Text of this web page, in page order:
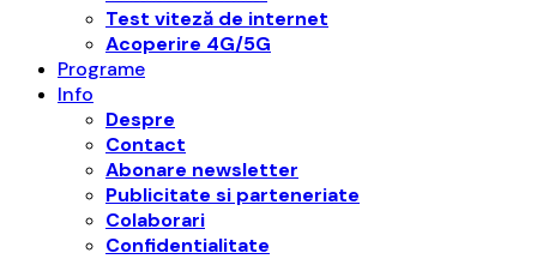
Test viteză de internet
Acoperire 4G/5G
Programe
Info
Despre
Contact
Abonare newsletter
Publicitate si parteneriate
Colaborari
Confidentialitate